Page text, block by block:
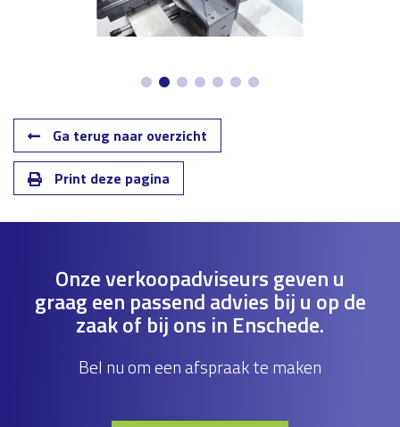
Ga terug naar overzicht
Print deze pagina
Onze verkoopadviseurs geven u
graag een passend advies bij u op de
zaak of bij ons in Enschede.
Bel nu om een afspraak te maken